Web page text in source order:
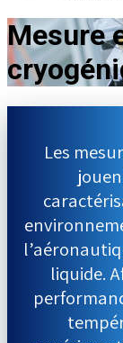
Mesure
Les
liquide.